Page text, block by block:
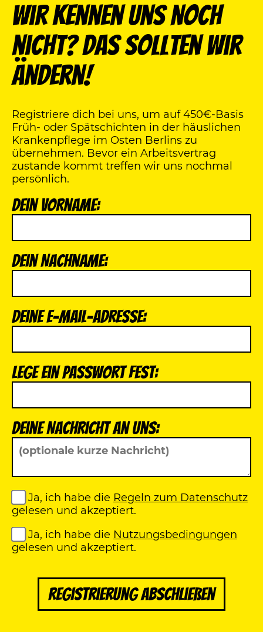
Wir kennen uns noch
nicht? Das sollten wir
ändern!
Registriere dich bei uns, um auf 450€-Basis
Früh- oder Spätschichten in der häuslichen
Krankenpflege im Osten Berlins zu
übernehmen. Bevor ein Arbeitsvertrag
zustande kommt treffen wir uns nochmal
persönlich.
Dein Vorname:
Dein Nachname:
Deine E-Mail-Adresse:
Lege ein Passwort fest:
Deine Nachricht an uns:
Ja, ich habe die Regeln zum Datenschutz
gelesen und akzeptiert.
Ja, ich habe die Nutzungsbedingungen
gelesen und akzeptiert.
Registrierung abschließen